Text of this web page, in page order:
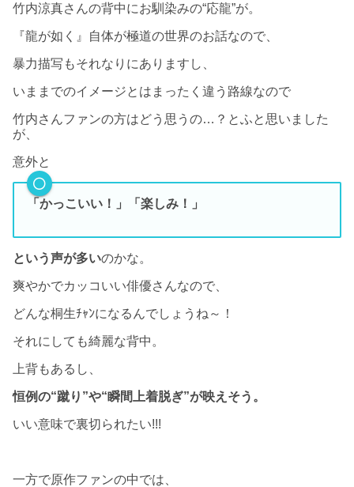
竹内涼真さんの背中にお馴染みの“応龍”が。
『龍が如く』自体が極道の世界のお話なので、
暴力描写もそれなりにありますし、
いままでのイメージとはまったく違う路線なので
竹内さんファンの方はどう思うの…？とふと思いました
が、
意外と
「かっこいい！」「楽しみ！」
という声が多いのかな。
爽やかでカッコいい俳優さんなので、
どんな桐生ﾁｬﾝになるんでしょうね～！
それにしても綺麗な背中。
上背もあるし、
恒例の“蹴り”や“瞬間上着脱ぎ”が映えそう。
いい意味で裏切られたい!!!
一方で原作ファンの中では、